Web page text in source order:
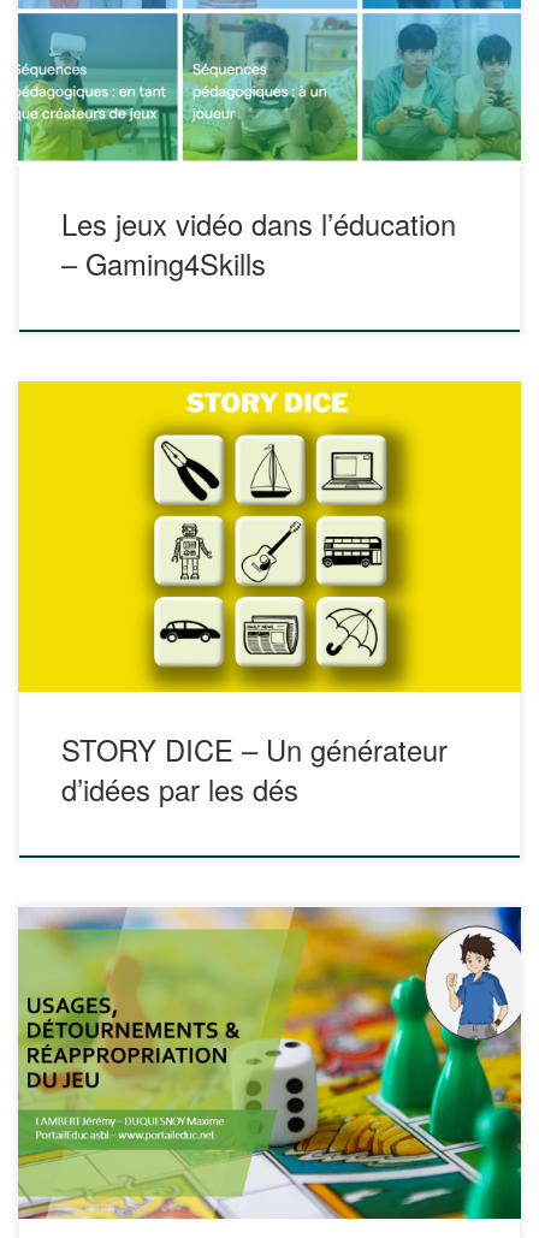
complémentaires à d’autres supports couramment utilisés
en classe (littérature, théâtre, musique, etc.), offrant ainsi
des possibilités d’enseignement et d’apprentissage. Cette
première production intellectuelle explique ce que […]
Les jeux vidéo dans l’éducation
– Gaming4Skills
Vous aimez les story cubes ? Vous allez adorer Story Dice
qui va vous permettre d’intégrer cette démarche par le web
! Ce générateur est disponible gratuitement en ligne. Vous
disposez de plus de 50 options pour chaque dé.
https://davebirss.com/storydice Vous pouvez disposer de
cinq ou neuf dés d’histoire, chacun […]
STORY DICE – Un générateur
d’idées par les dés
Nous vous proposons de retrouver notre intervention à
l’occasion du salon EN’iGmatik sur le thème Usages,
détournements et réappropriation du jeu Qu’il s’agisse de
développer la créativité, la prise de parole ou encore
l’acquisition de connaissances, les jeux peuvent apporter
une approche différente dans le cadre des apprentissages.
Certains nécessitent, […]